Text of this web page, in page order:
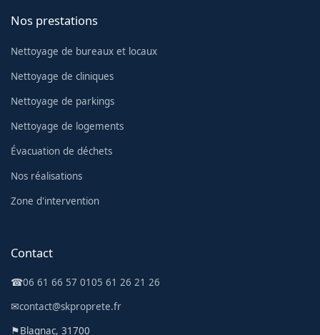
Nos prestations
Nettoyage de bureaux et locaux
Nettoyage de cliniques
Nettoyage de parkings
Nettoyage de logements
Évacuation de déchets
Nos réalisations
Zone d'intervention
Contact
☎06 61 66 57 0105 61 26 21 26
✉contact@skproprete.fr
⚑Blagnac, 31700